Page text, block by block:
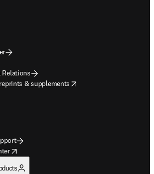
Relations
& supplements
tab/window
window